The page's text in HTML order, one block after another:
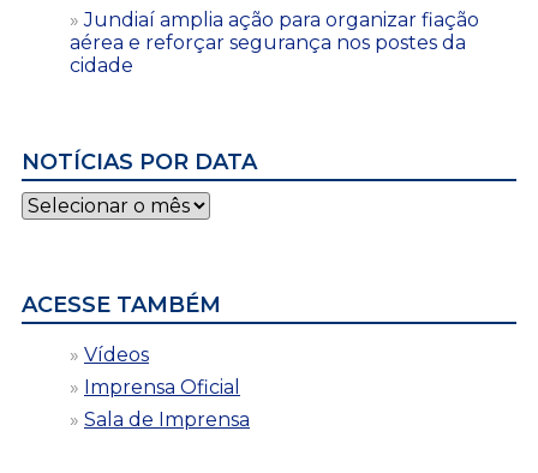
Jundiaí amplia ação para organizar fiação
aérea e reforçar segurança nos postes da
cidade
NOTÍCIAS POR DATA
Notícias
por
ACESSE TAMBÉM
Vídeos
Imprensa Oficial
Sala de Imprensa